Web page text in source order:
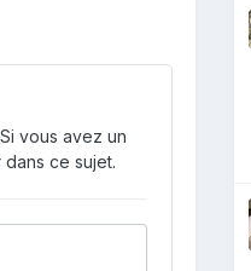
vous avez un
ce sujet.